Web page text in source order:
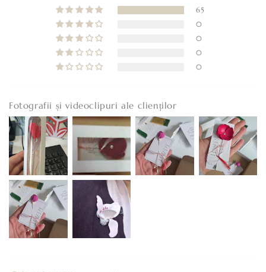
65
0
0
0
0
Fotografii și videoclipuri ale clienților